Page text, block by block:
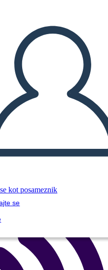
kot posameznik
se
americana
durante la
seconda gue
knjigo
KNJIGO